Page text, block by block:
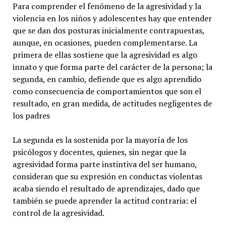
Para comprender el fenómeno de la agresividad y la
violencia en los niños y adolescentes hay que entender
que se dan dos posturas inicialmente contrapuestas,
aunque, en ocasiones, pueden complementarse. La
primera de ellas sostiene que la agresividad es algo
innato y que forma parte del carácter de la persona; la
segunda, en cambio, defiende que es algo aprendido
como consecuencia de comportamientos que son el
resultado, en gran medida, de actitudes negligentes de
los padres
La segunda es la sostenida por la mayoría de los
psicólogos y docentes, quienes, sin negar que la
agresividad forma parte instintiva del ser humano,
consideran que su expresión en conductas violentas
acaba siendo el resultado de aprendizajes, dado que
también se puede aprender la actitud contraria: el
control de la agresividad.